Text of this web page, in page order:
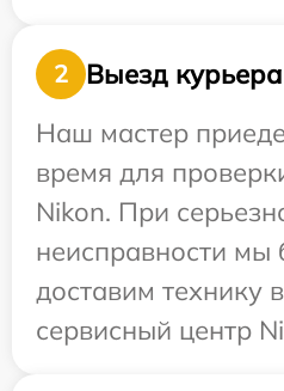
2
Выезд
Наш мастер
время для
Nikon. При
неисправности мы
доставим технику
сервисный центр